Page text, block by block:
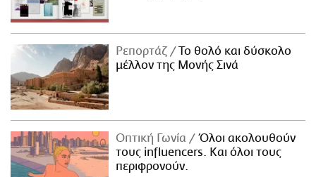
Ρεπορτάζ
Το θολό και δύσκολο
μέλλον της Μονής Σινά
Οπτική Γωνία
Όλοι ακολουθούν
τους influencers. Και όλοι τους
περιφρονούν.